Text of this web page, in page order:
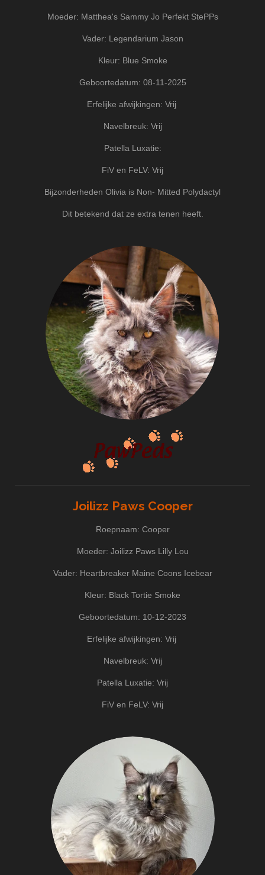
Moeder: Matthea's Sammy Jo Perfekt StePPs
Vader: Legendarium Jason
Kleur: Blue Smoke
Geboortedatum: 08-11-2025
Erfelijke afwijkingen: Vrij
Navelbreuk: Vrij
Patella Luxatie:
FiV en FeLV: Vrij
Bijzonderheden Olivia is Non- Mitted Polydactyl
Dit betekend dat ze extra tenen heeft.
Joilizz Paws Cooper
Roepnaam: Cooper
Moeder: Joilizz Paws Lilly Lou
Vader: Heartbreaker Maine Coons Icebear
Kleur: Black Tortie Smoke
Geboortedatum: 10-12-2023
Erfelijke afwijkingen: Vrij
Navelbreuk: Vrij
Patella Luxatie: Vrij
FiV en FeLV: Vrij